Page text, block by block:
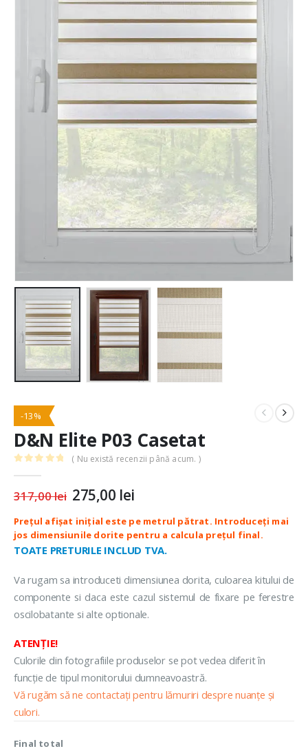
-13%
D&N Elite P03 Casetat
( Nu există recenzii până acum. )
317,00lei Prețul
inițial
a
fost:
317,00 lei.
275,00 lei
este:
275,00 lei.
TOATE PRETURILE INCLUD TVA.
Va rugam sa introduceti dimensiunea dorita, culoarea kitului de
componente si daca este cazul sistemul de fixare pe ferestre
oscilobatante si alte optionale.
ATENȚIE!
Culorile din fotografiile produselor se pot vedea diferit în
funcție de tipul monitorului dumneavoastră.
Vă rugăm să ne contactați pentru lămuriri despre nuanțe și
culori.
Final total